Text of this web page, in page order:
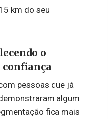
km do seu
o
confiança
pessoas que já
algum
fica mais